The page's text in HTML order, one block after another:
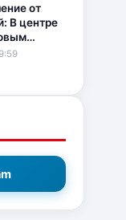
от
В центре